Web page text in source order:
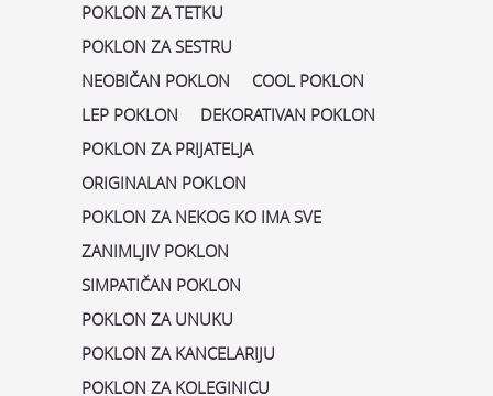
POKLON ZA TETKU
POKLON ZA SESTRU
NEOBIČAN POKLON
COOL POKLON
LEP POKLON
DEKORATIVAN POKLON
POKLON ZA PRIJATELJA
ORIGINALAN POKLON
POKLON ZA NEKOG KO IMA SVE
ZANIMLJIV POKLON
SIMPATIČAN POKLON
POKLON ZA UNUKU
POKLON ZA KANCELARIJU
POKLON ZA KOLEGINICU